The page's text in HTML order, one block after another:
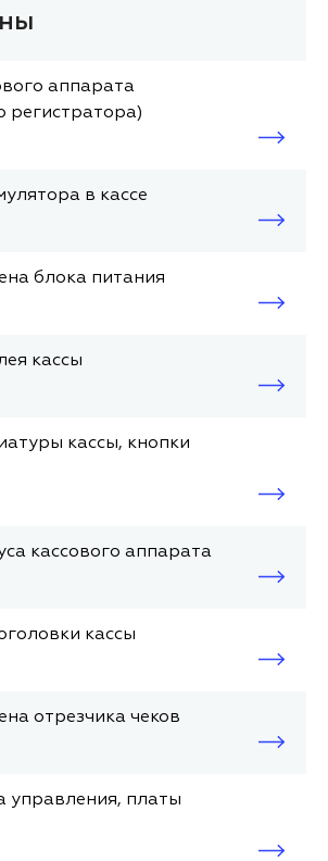
аппарата
регистратора)
в кассе
блока питания
кассы
кассы, кнопки
кассового аппарата
кассы
отрезчика чеков
управления, платы